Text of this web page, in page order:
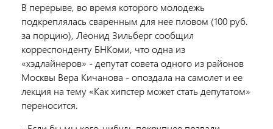
В перерыве, во время которого молодежь
подкреплялась сваренным для нее пловом (100 руб.
за порцию), Леонид Зильберг сообщил
корреспонденту БНКоми, что одна из
«хэдлайнеров» - депутат совета одного из районов
Москвы Вера Кичанова - опоздала на самолет и ее
лекция на тему «Как хипстер может стать депутатом»
переносится.